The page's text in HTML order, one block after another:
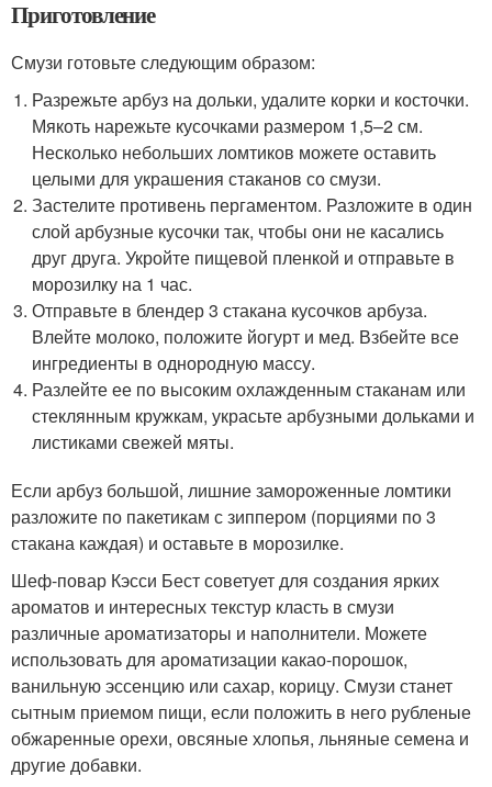
Приготовление
Смузи готовьте следующим образом:
Разрежьте арбуз на дольки, удалите корки и косточки.
Мякоть нарежьте кусочками размером 1,5–2 см.
Несколько небольших ломтиков можете оставить
целыми для украшения стаканов со смузи.
Застелите противень пергаментом. Разложите в один
слой арбузные кусочки так, чтобы они не касались
друг друга. Укройте пищевой пленкой и отправьте в
морозилку на 1 час.
Отправьте в блендер 3 стакана кусочков арбуза.
Влейте молоко, положите йогурт и мед. Взбейте все
ингредиенты в однородную массу.
Разлейте ее по высоким охлажденным стаканам или
стеклянным кружкам, украсьте арбузными дольками и
листиками свежей мяты.
Если арбуз большой, лишние замороженные ломтики
разложите по пакетикам с зиппером (порциями по 3
стакана каждая) и оставьте в морозилке.
Шеф-повар Кэсси Бест советует для создания ярких
ароматов и интересных текстур класть в смузи
различные ароматизаторы и наполнители. Можете
использовать для ароматизации какао-порошок,
ванильную эссенцию или сахар, корицу. Смузи станет
сытным приемом пищи, если положить в него рубленые
обжаренные орехи, овсяные хлопья, льняные семена и
другие добавки.